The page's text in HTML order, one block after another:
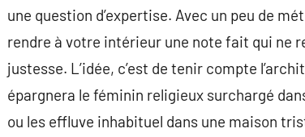
une question d’expertise. Avec un peu de
rendre à votre intérieur une note fait qui ne
justesse. L’idée, c’est de tenir compte
épargnera le féminin religieux surchargé
ou les effluve inhabituel dans une maison